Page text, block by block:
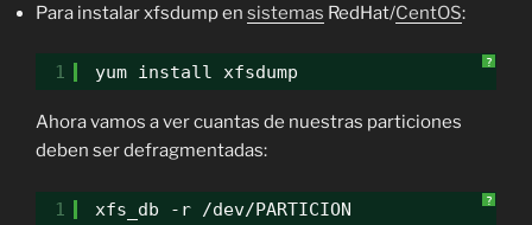
Para instalar xfsdump en sistemas RedHat/CentOS:
?
1 yum install xfsdump
Ahora vamos a ver cuantas de nuestras particiones
deben ser defragmentadas:
?
1 xfs_db -r /dev/PARTICION